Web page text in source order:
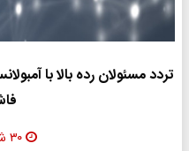
تردد مسئولان رده بالا با
۳۰ شهریور ۱۳۹۹